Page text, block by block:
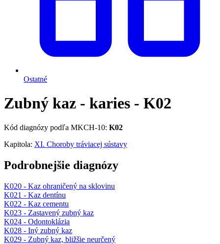
Ostatné
Zubný kaz - karies - K02
Kód diagnózy podľa MKCH-10: K02
Kapitola: XI. Choroby tráviacej sústavy
Podrobnejšie diagnózy
K020 - Kaz ohraničený na sklovinu
K021 - Kaz dentínu
K022 - Kaz cementu
K023 - Zastavený zubný kaz
K024 - Odontoklázia
K028 - Iný zubný kaz
K029 - Zubný kaz, bližšie neurčený